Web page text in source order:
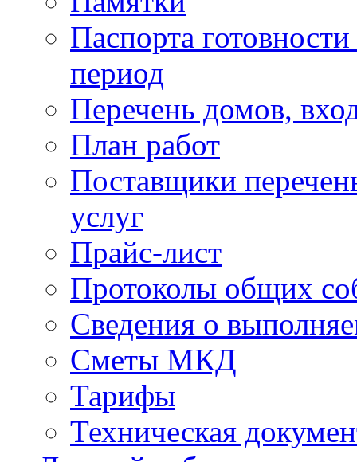
Паспорта
период
Перечень домов,
План работ
Поставщики
услуг
Прайс-лист
Протоколы общих
Сведения о
Сметы МКД
Тарифы
Техническая